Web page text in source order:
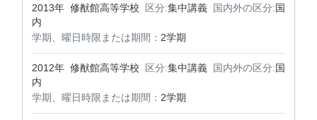
2013年 修猷館高等学校 区分:集中講義 国内外の区分:国
内
学期、曜日時限または期間： 2学期
2012年 修猷館高等学校 区分:集中講義 国内外の区分:国
内
学期、曜日時限または期間： 2学期